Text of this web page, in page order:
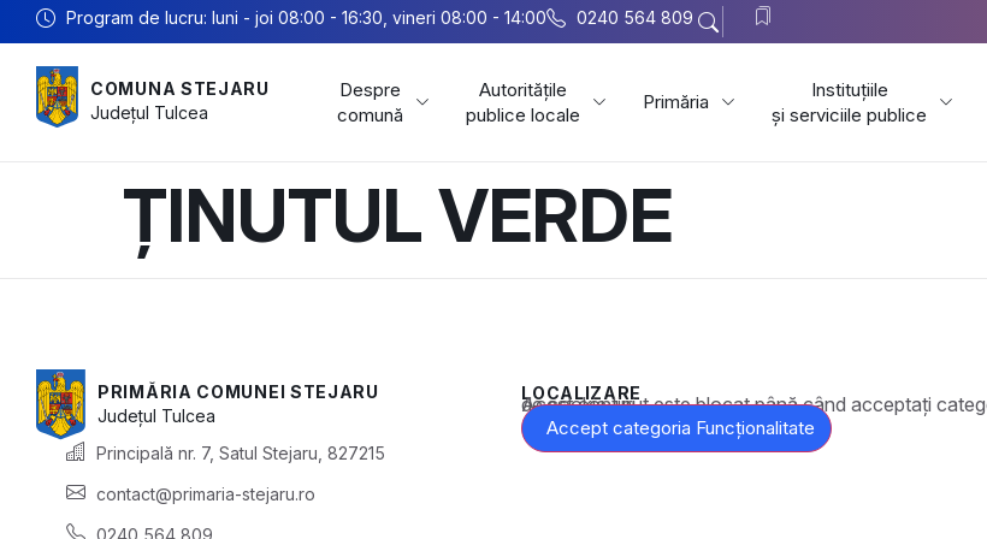
Program de lucru: luni - joi 08:00 - 16:30, vineri 08:00 - 14:00 0240 564 809
COMUNA STEJARU
Județul Tulcea
Despre
comună
Autoritățile
publice locale
Primăria
Instituțiile
și serviciile publice
ȚINUTUL VERDE
PRIMĂRIA COMUNEI STEJARU
Județul Tulcea
Principală nr. 7, Satul Stejaru, 827215
contact@primaria-stejaru.ro
0240 564 809
LOCALIZARE
Acest conținut este blocat până când acceptați categoria corespunzătoare de cookie-uri.
Accept categoria Funcționalitate